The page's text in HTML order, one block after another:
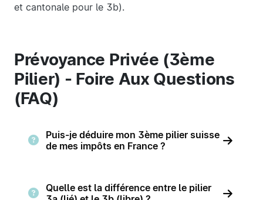
et cantonale pour le 3b).
Prévoyance Privée (3ème
Pilier) - Foire Aux Questions
(FAQ)
Puis-je déduire mon 3ème pilier suisse
de mes impôts en France ?
Quelle est la différence entre le pilier